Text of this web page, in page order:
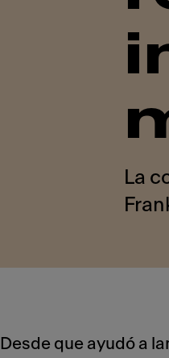
La
Desde que ayudó a